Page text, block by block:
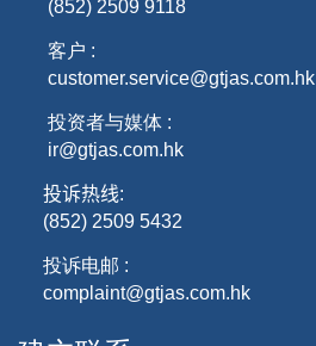
(852) 2509 9118
客户 :
customer.service@gtjas.com.hk
投资者与媒体 :
ir@gtjas.com.hk
投诉热线:
(852) 2509 5432
投诉电邮 :
complaint@gtjas.com.hk